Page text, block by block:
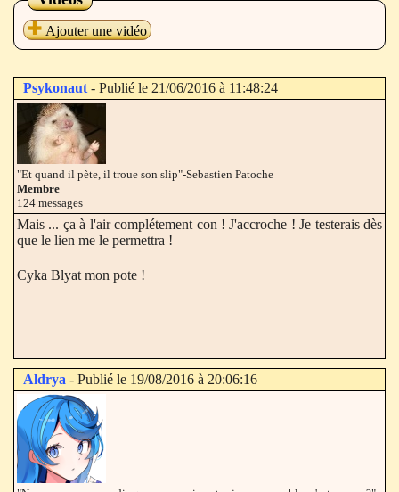
Ajouter une vidéo
Psykonaut - Publié le 21/06/2016 à 11:48:24
"Et quand il pète, il troue son slip"-Sebastien Patoche
Membre
124 messages
Mais ... ça à l'air complétement con ! J'accroche ! Je testerais dès
que le lien me le permettra !
Cyka Blyat mon pote !
Aldrya - Publié le 19/08/2016 à 20:06:16